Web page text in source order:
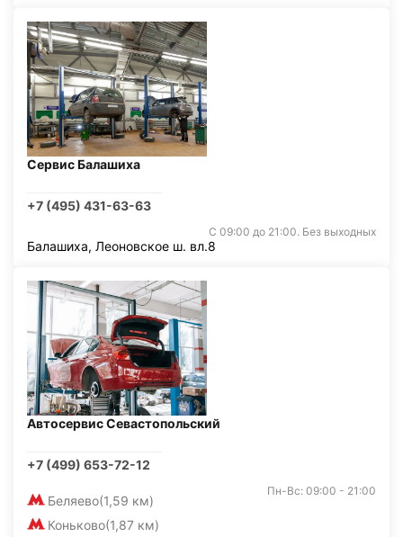
Сервис Балашиха
+7 (495) 431-63-63
С 09:00 до 21:00. Без выходных
Балашиха, Леоновское ш. вл.8
Автосервис Севастопольский
+7 (499) 653-72-12
Беляево(1,59 км)
Коньково(1,87 км)
Пн-Вс: 09:00 - 21:00